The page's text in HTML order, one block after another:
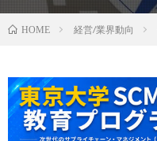
HOME 経営/業界動向